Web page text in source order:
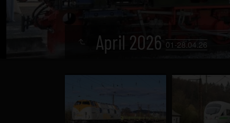
April 2026 01-28.04.26